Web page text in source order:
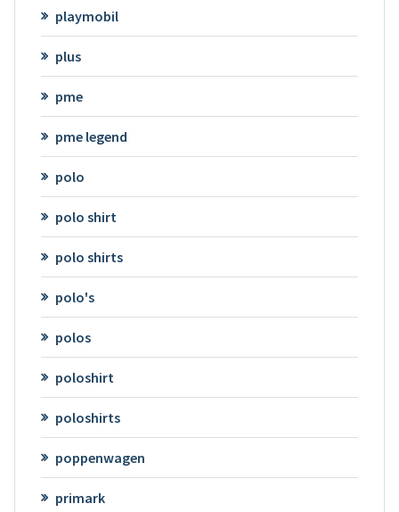
playmobil
plus
pme
pme legend
polo
polo shirt
polo shirts
polo's
polos
poloshirt
poloshirts
poppenwagen
primark